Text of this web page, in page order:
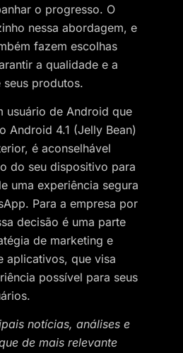
o progresso. O
nessa abordagem, e
fazem escolhas
a qualidade e a
seus produtos.
usuário de Android que
Android 4.1 (Jelly Bean)
é aconselhável
do seu dispositivo para
uma experiência segura
Para a empresa por
decisão é uma parte
de marketing e
aplicativos, que visa
possível para seus
notícias, análises e
de mais relevante